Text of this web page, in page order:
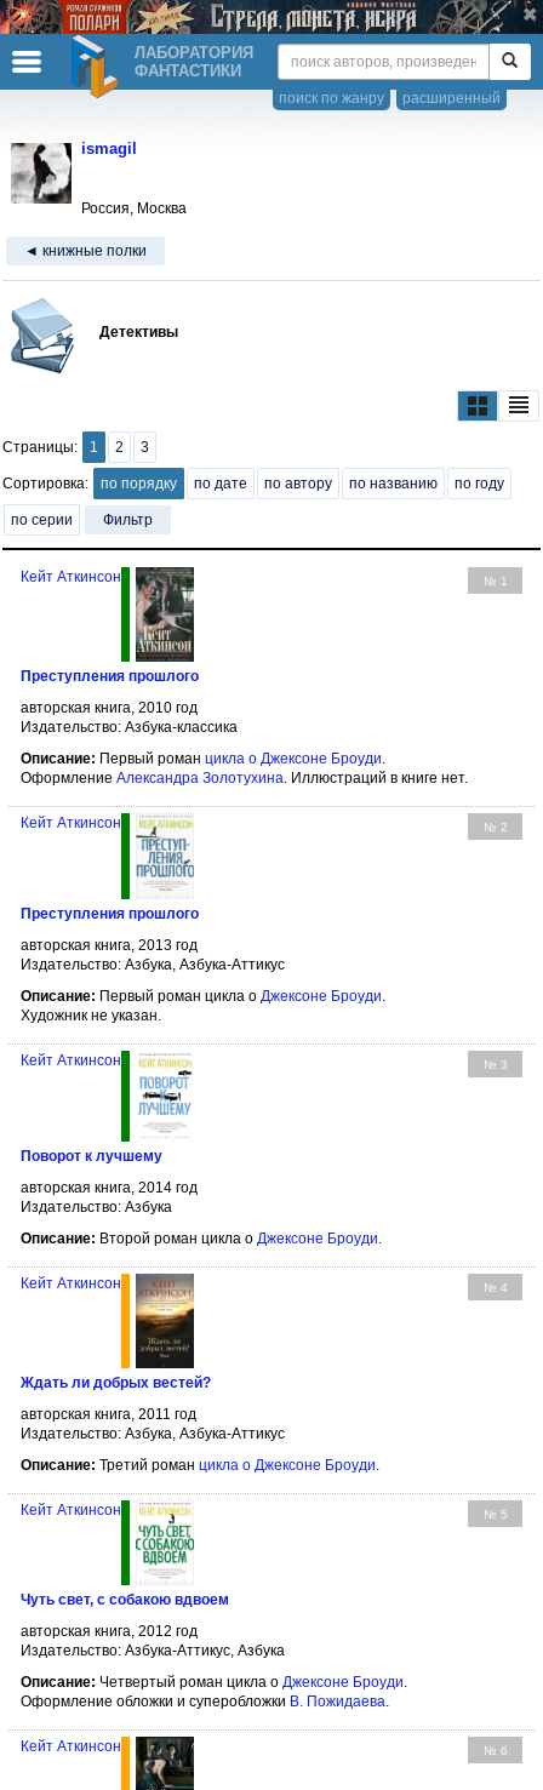
ЛАБОРАТОРИЯ
ФАНТАСТИКИ
расширенный
поиск по жанру
ismagil
Россия, Москва
◄ книжные полки
Детективы
Страницы: 1 2 3
Сортировка: по порядку по дате по автору по названию по году
по серии Фильтр
№ 1
Кейт Аткинсон
Преступления прошлого
авторская книга, 2010 год
Издательство: Азбука-классика
Описание: Первый роман цикла о Джексоне Броуди
Оформление Александра Золотухина . Иллюстраций в книге нет.
№ 2
Кейт Аткинсон
Преступления прошлого
авторская книга, 2013 год
Издательство: Азбука, Азбука-Аттикус
Описание: Первый роман цикла о Джексоне Броуди
Художник не указан.
№ 3
Кейт Аткинсон
Поворот к лучшему
авторская книга, 2014 год
Издательство: Азбука
Описание: Второй роман цикла о Джексоне Броуди.
№ 4
Кейт Аткинсон
Ждать ли добрых вестей?
авторская книга, 2011 год
Издательство: Азбука, Азбука-Аттикус
Описание: Третий роман цикла о Джексоне Броуди
№ 5
Кейт Аткинсон
Чуть свет, с собакою вдвоем
авторская книга, 2012 год
Издательство: Азбука-Аттикус, Азбука
Описание: Четвертый роман цикла о Джексоне Броуди.
Оформление обложки и суперобложки В. Пожидаева.
№ 6
Кейт Аткинсон